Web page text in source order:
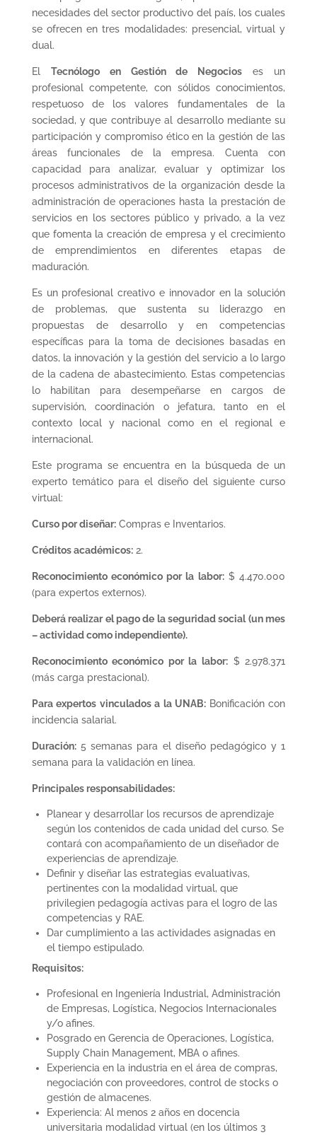
necesidades del sector productivo del país, los cuales
se ofrecen en tres modalidades: presencial, virtual y
dual.
El Tecnólogo en Gestión de Negocios es un
profesional competente, con sólidos conocimientos,
respetuoso de los valores fundamentales de la
sociedad, y que contribuye al desarrollo mediante su
participación y compromiso ético en la gestión de las
áreas funcionales de la empresa. Cuenta con
capacidad para analizar, evaluar y optimizar los
procesos administrativos de la organización desde la
administración de operaciones hasta la prestación de
servicios en los sectores público y privado, a la vez
que fomenta la creación de empresa y el crecimiento
de emprendimientos en diferentes etapas de
maduración.
Es un profesional creativo e innovador en la solución
de problemas, que sustenta su liderazgo en
propuestas de desarrollo y en competencias
específicas para la toma de decisiones basadas en
datos, la innovación y la gestión del servicio a lo largo
de la cadena de abastecimiento. Estas competencias
lo habilitan para desempeñarse en cargos de
supervisión, coordinación o jefatura, tanto en el
contexto local y nacional como en el regional e
internacional.
Este programa se encuentra en la búsqueda de un
experto temático para el diseño del siguiente curso
virtual:
Curso por diseñar:Compras e Inventarios.
Créditos académicos:2.
Reconocimiento económico por la labor:$ 4.470.000
(para expertos externos).
Deberá realizar el pago de la seguridad social (un mes
– actividad como independiente).
Reconocimiento económico por la labor: $ 2.978.371
(más carga prestacional).
Para expertos vinculados a la UNAB: Bonificación con
incidencia salarial.
Duración:5 semanas para el diseño pedagógico y 1
semana para la validación en línea.
Principales responsabilidades:
Planear y desarrollar los recursos de aprendizaje
según los contenidos de cada unidad del curso. Se
contará con acompañamiento de un diseñador de
experiencias de aprendizaje.
Definir y diseñar las estrategias evaluativas,
pertinentes con la modalidad virtual, que
privilegien pedagogía activas para el logro de las
competencias y RAE.
Dar cumplimiento a las actividades asignadas en
el tiempo estipulado.
Requisitos:
Profesional en Ingeniería Industrial, Administración
de Empresas, Logística, Negocios Internacionales
y/o afines.
Posgrado en Gerencia de Operaciones, Logística,
Supply Chain Management, MBA o afines.
Experiencia en la industria en el área de compras,
negociación con proveedores, control de stocks o
gestión de almacenes.
Experiencia: Al menos 2 años en docencia
universitaria modalidad virtual (en los últimos 3